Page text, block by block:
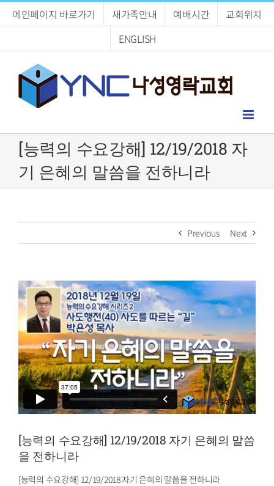
메인페이지 바로가기 새가족안내 예배시간
교회위치
ENGLISH
[능력의 수요강해] 12/19/2018 자
기 은혜의 말씀을 전하니라
Previous Next
[능력의 수요강해] 12/19/2018 자기 은혜의 말씀
을 전하니라
[능력의 수요강해] 12/19/2018 자기 은혜의 말씀을 전하니라